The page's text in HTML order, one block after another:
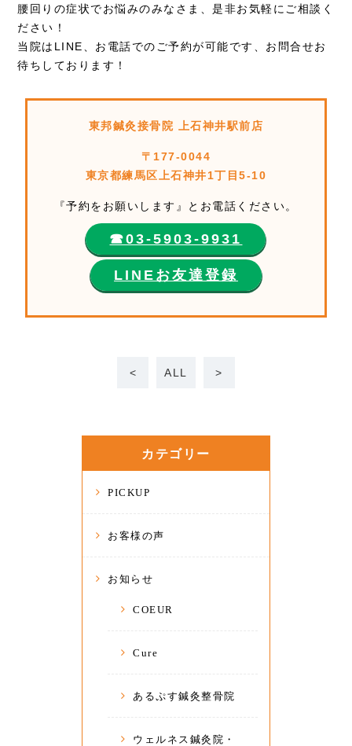
腰回りの症状でお悩みのみなさま、是非お気軽にご相談く
ださい！
当院はLINE、お電話でのご予約が可能です、お問合せお
待ちしております！
東邦鍼灸接骨院 上石神井駅前店
〒177-0044
東京都練馬区上石神井1丁目5-10
『予約をお願いします』とお電話ください。
☎︎03-5903-9931
LINEお友達登録
< ALL >
カテゴリー
PICKUP
お客様の声
お知らせ
COEUR
Cure
あるぷす鍼灸整骨院
ウェルネス鍼灸院・